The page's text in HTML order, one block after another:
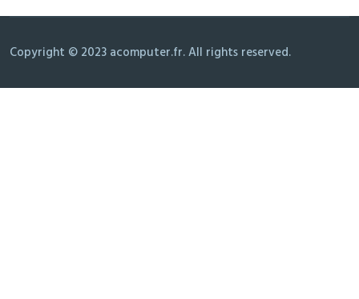
Copyright © 2023 acomputer.fr. All rights reserved.